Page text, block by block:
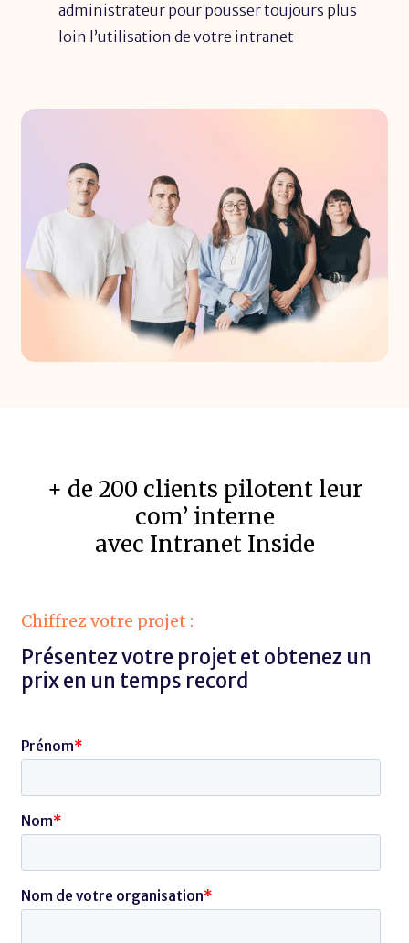
administrateur pour pousser toujours plus
loin l’utilisation de votre intranet
+ de 200 clients pilotent leur
com’ interne
avec Intranet Inside
Chiffrez votre projet :
Présentez votre projet et obtenez un
prix en un temps record